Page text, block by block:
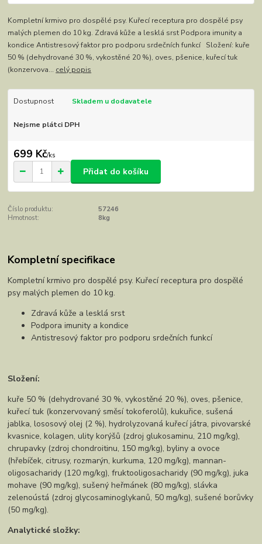
Kompletní krmivo pro dospělé psy. Kuřecí receptura pro dospělé psy
malých plemen do 10 kg. Zdravá kůže a lesklá srst Podpora imunity a
kondice Antistresový faktor pro podporu srdečních funkcí Složení: kuře
50 % (dehydrované 30 %, vykostěné 20 %), oves, pšenice, kuřecí tuk
(konzervova... celý popis
Dostupnost Skladem u dodavatele
Nejsme plátci DPH
699 Kč/ks
Přidat do košíku
Číslo produktu:
57246
Hmotnost:
8kg
Kompletní specifikace
Kompletní krmivo pro dospělé psy. Kuřecí receptura pro dospělé
psy malých plemen do 10 kg.
Zdravá kůže a lesklá srst
Podpora imunity a kondice
Antistresový faktor pro podporu srdečních funkcí
Složení:
kuře 50 % (dehydrované 30 %, vykostěné 20 %), oves, pšenice,
kuřecí tuk (konzervovaný směsí tokoferolů), kukuřice, sušená
jablka, lososový olej (2 %), hydrolyzovaná kuřecí játra, pivovarské
kvasnice, kolagen, ulity korýšů (zdroj glukosaminu, 210 mg/kg),
chrupavky (zdroj chondroitinu, 150 mg/kg), byliny a ovoce
(hřebíček, citrusy, rozmarýn, kurkuma, 120 mg/kg), mannan-
oligosacharidy (120 mg/kg), fruktooligosacharidy (90 mg/kg), juka
mohave (90 mg/kg), sušený heřmánek (80 mg/kg), slávka
zelenoústá (zdroj glycosaminoglykanů, 50 mg/kg), sušené borůvky
(50 mg/kg).
Analytické složky: